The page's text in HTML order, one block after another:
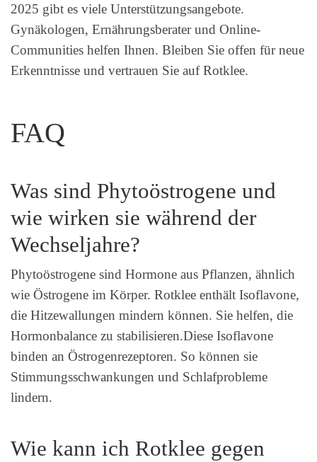
2025 gibt es viele Unterstützungsangebote.
Gynäkologen, Ernährungsberater und Online-
Communities helfen Ihnen. Bleiben Sie offen für neue
Erkenntnisse und vertrauen Sie auf Rotklee.
FAQ
Was sind Phytoöstrogene und
wie wirken sie während der
Wechseljahre?
Phytoöstrogene sind Hormone aus Pflanzen, ähnlich
wie Östrogene im Körper. Rotklee enthält Isoflavone,
die Hitzewallungen mindern können. Sie helfen, die
Hormonbalance zu stabilisieren.Diese Isoflavone
binden an Östrogenrezeptoren. So können sie
Stimmungsschwankungen und Schlafprobleme
lindern.
Wie kann ich Rotklee gegen